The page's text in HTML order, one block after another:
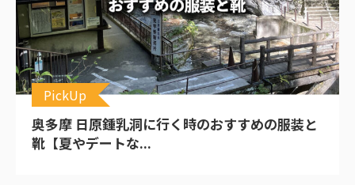
PickUp
奥多摩 日原鍾乳洞に行く時のおすすめの服装と
靴【夏やデートな...